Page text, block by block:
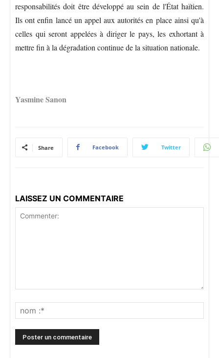
responsabilités doit être développé au sein de l'État haïtien.
Ils ont enfin lancé un appel aux autorités en place ainsi qu'à
celles qui seront appelées à diriger le pays, les exhortant à
mettre fin à la dégradation continue de la situation nationale.
Yasmine Sanon
Share Facebook Twitter
LAISSEZ UN COMMENTAIRE